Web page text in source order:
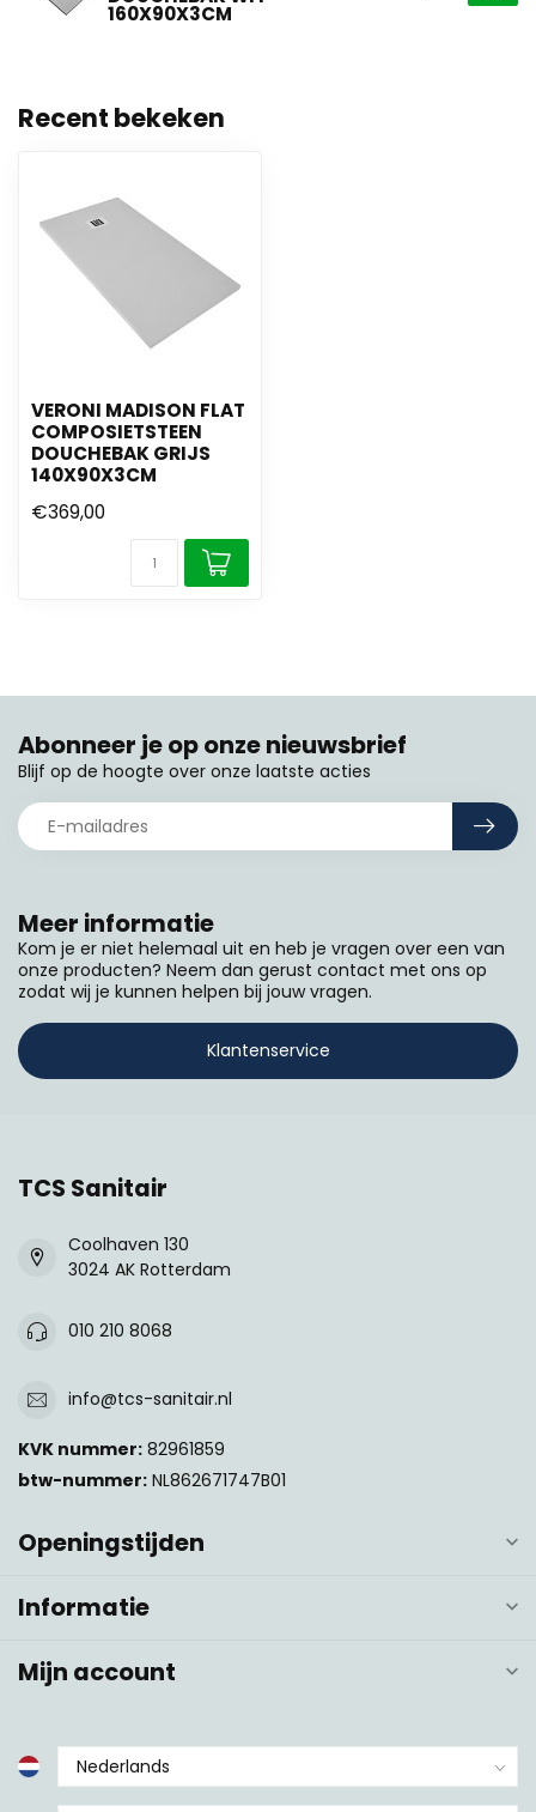
160X90X3CM
Recent bekeken
VERONI MADISON FLAT
COMPOSIETSTEEN
DOUCHEBAK GRIJS
140X90X3CM
€369,00
Meer informatie
Kom je er niet helemaal uit en heb je vragen over een van
onze producten? Neem dan gerust contact met ons op
zodat wij je kunnen helpen bij jouw vragen.
Klantenservice
Abonneer je op onze nieuwsbrief
Blijf op de hoogte over onze laatste acties
TCS Sanitair
Coolhaven 130
3024 AK Rotterdam
010 210 8068
info@tcs-sanitair.nl
KVK nummer: 82961859
btw-nummer: NL862671747B01
Openingstijden
Informatie
Mijn account